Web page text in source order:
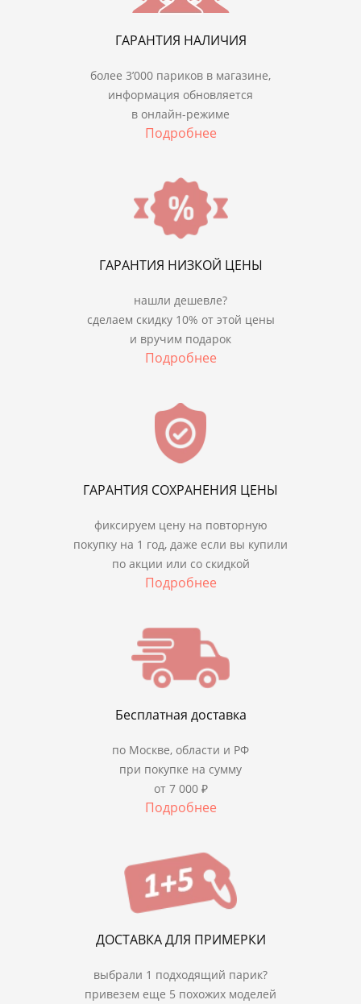
ГАРАНТИЯ НАЛИЧИЯ
более 3’000 париков в магазине,
информация обновляется
в онлайн-режиме
Подробнее
ГАРАНТИЯ НИЗКОЙ ЦЕНЫ
нашли дешевле?
сделаем скидку 10% от этой цены
и вручим подарок
Подробнее
ГАРАНТИЯ СОХРАНЕНИЯ ЦЕНЫ
фиксируем цену на повторную
покупку на 1 год, даже если вы купили
по акции или со скидкой
Подробнее
Бесплатная доставка
по Москве, области и РФ
при покупке на сумму
от 7 000 ₽
Подробнее
ДОСТАВКА ДЛЯ ПРИМЕРКИ
выбрали 1 подходящий парик?
привезем еще 5 похожих моделей